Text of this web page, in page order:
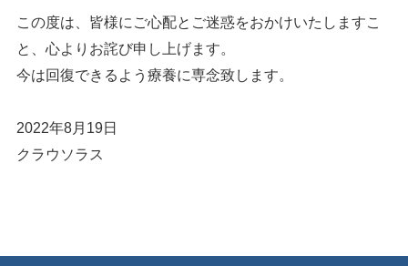
この度は、皆様にご心配とご迷惑をおかけいたしますこ
と、心よりお詫び申し上げます。
今は回復できるよう療養に専念致します。
2022年8月19日
クラウソラス